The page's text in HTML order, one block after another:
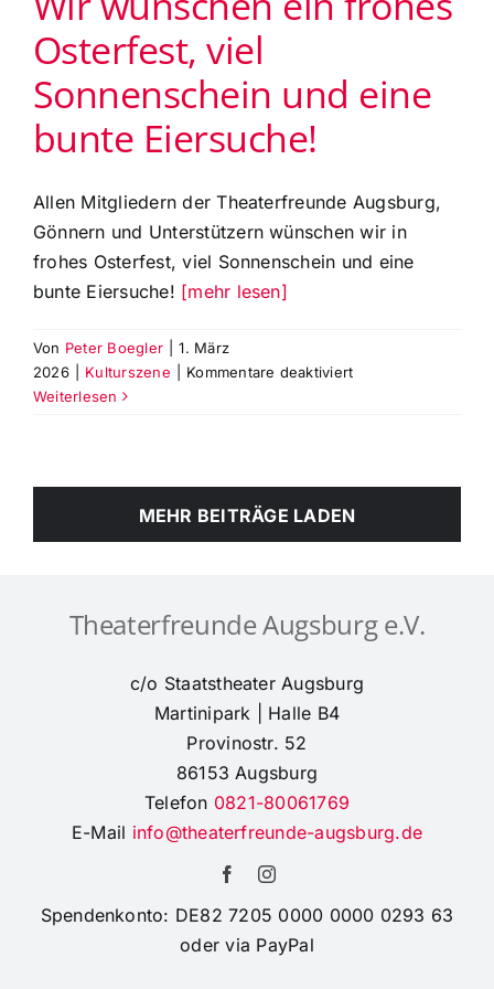
Osterfest, viel
Sonnenschein und eine
bunte Eiersuche!
Allen Mitgliedern der Theaterfreunde Augsburg,
Gönnern und Unterstützern wünschen wir in
frohes Osterfest, viel Sonnenschein und eine
bunte Eiersuche! [mehr lesen]
Von Peter Boegler
1. März
2026
Kulturszene Kommentare deaktiviertfür
Osterfest,
Sonnenschein
Eiersuche!
Weiterlesen
MEHR BEITRÄGE LADEN
Theaterfreunde Augsburg e.V.
c/o Staatstheater Augsburg
Martinipark | Halle B4
Provinostr. 52
86153 Augsburg
Telefon 0821-80061769
E-Mail info@theaterfreunde-augsburg.de
Spendenkonto: DE82 7205 0000 0000 0293 63
oder via PayPal